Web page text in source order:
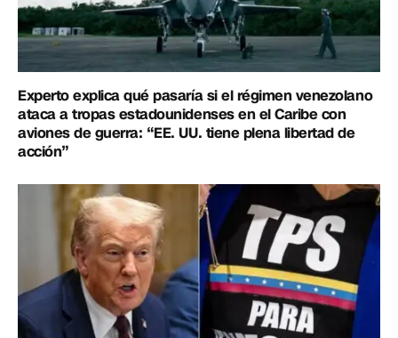
Experto explica qué pasaría si el régimen venezolano
ataca a tropas estadounidenses en el Caribe con
aviones de guerra: “EE. UU. tiene plena libertad de
acción”